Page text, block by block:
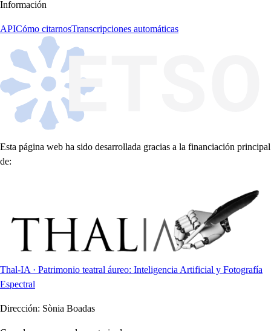
Información
APICómo citarnosTranscripciones automáticas
Esta página web ha sido desarrollada gracias a la financiación principal
de:
Thal-IA · Patrimonio teatral áureo: Inteligencia Artificial y Fotografía
Espectral
Dirección: Sònia Boadas